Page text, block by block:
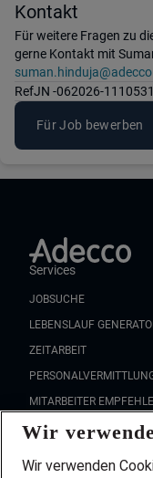
Kontakt
Für weitere Fragen zu
gerne Kontakt mit
RefJN -062026-1110531
Für Job bewerben
Services
JOBSUCHE
LEBENSLAUF
ZEITARBEIT
MITARBEITER
FAQ
Wir stellen ein!
DEINE BERUFSGRUPPE
Wir
Wir verwenden